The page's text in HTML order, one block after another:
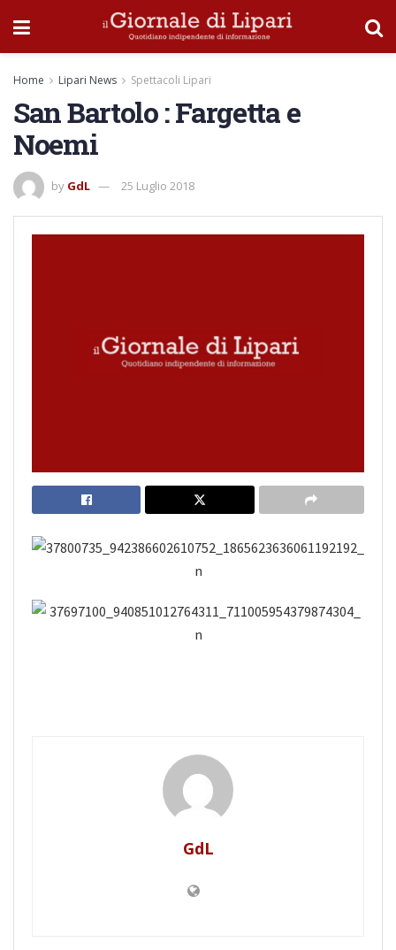
Home Lipari News Spettacoli Lipari
San Bartolo : Fargetta e
Noemi
by GdL 25 Luglio 2018
GdL